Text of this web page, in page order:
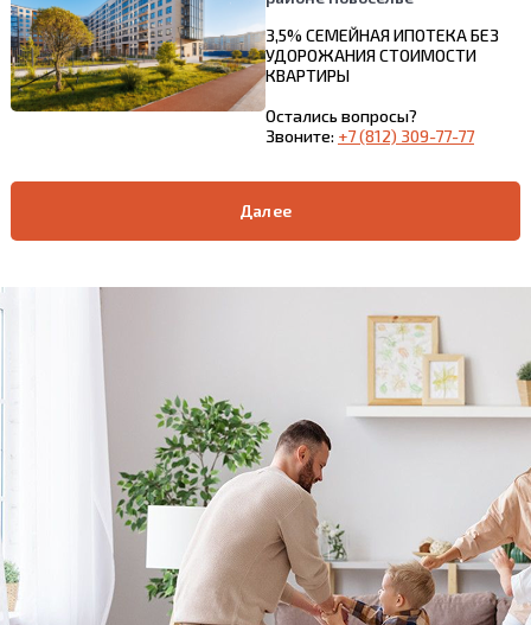
3,5% СЕМЕЙНАЯ ИПОТЕКА БЕЗ
УДОРОЖАНИЯ СТОИМОСТИ
КВАРТИРЫ
Остались вопросы?
Звоните: +7 (812) 309-77-77